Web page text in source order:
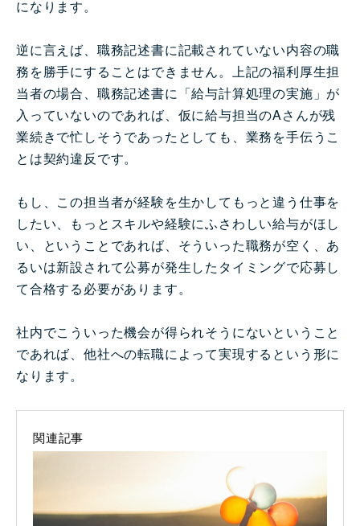
になります。
逆に言えば、職務記述書に記載されていない内容の職
務を勝手にすることはできません。上記の福利厚生担
当者の場合、職務記述書に「給与計算処理の実施」が
入っていないのであれば、仮に給与担当のAさんが残
業続きで忙しそうであったとしても、業務を手伝うこ
とは契約違反です。
もし、この担当者が経験を生かしてもっと違う仕事を
したい、もっとスキルや経験にふさわしい給与がほし
い、ということであれば、そういった職務が空く、あ
るいは新設されて公募が発生したタイミングで応募し
て合格する必要があります。
社内でこういった機会が得られそうにないということ
であれば、他社への転職によって実現するという形に
なります。
関連記事